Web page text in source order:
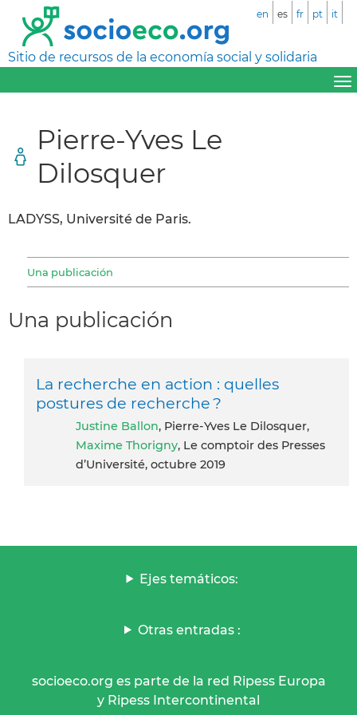
Sitio de recursos de la economía social y solidaria
en es fr pt it
Pierre-Yves Le
Dilosquer
LADYSS, Université de Paris.
Una publicación
Una publicación
La recherche en action : quelles
postures de recherche ?
Justine Ballon, Pierre-Yves Le Dilosquer,
Maxime Thorigny, Le comptoir des Presses
d’Université, octubre 2019
Ejes temáticos:
Otras entradas :
socioeco.org es parte de la red Ripess Europa
y Ripess Intercontinental